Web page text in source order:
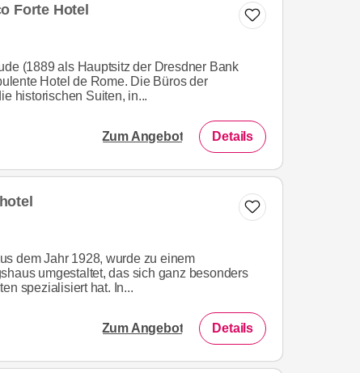
Forte Hotel
(1889 als Hauptsitz der Dresdner Bank
Hotel de Rome. Die Büros der
historischen Suiten, in...
Zum Angebot Details
dem Jahr 1928, wurde zu einem
umgestaltet, das sich ganz besonders
spezialisiert hat. In...
Zum Angebot Details